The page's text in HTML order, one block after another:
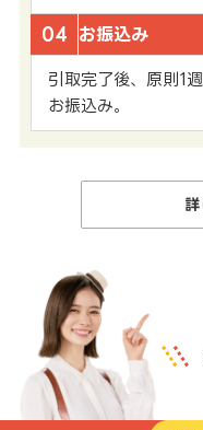
04 お振込み
引取完了後、原則1
お振込み。
詳